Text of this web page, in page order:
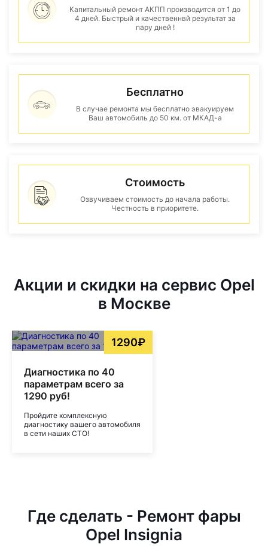
Капитальный ремонт АКПП производится от 1 до
4 дней. Быстрый и качественнвй результат за
пару дней !
Бесплатно
В случае ремонта мы бесплатно эвакуируем
Ваш автомобиль до 50 км. от МКАД-а
Стоимость
Озвучиваем стоимость до начала работы.
Честность в приоритете.
Акции и скидки на сервис Opel
в Москве
1290₽
Диагностика по 40
параметрам всего за
1290 руб!
Пройдите комплексную
диагностику вашего автомобиля
в сети наших СТО!
Где сделать - Ремонт фары
Opel Insignia